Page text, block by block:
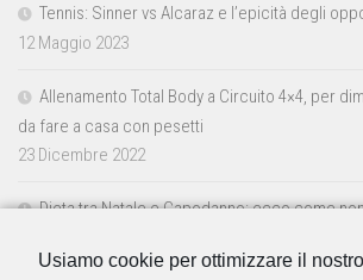
Usiamo cookie per ottimizzare il
Tennis: Sinner vs Alcaraz e l’epicità degli
12 Maggio 2023
Allenamento Total Body a Circuito 4×4, per
da fare a casa con pesetti
23 Dicembre 2022
Dieta tra Natale e Capodanno: ecco come
23 Dicembre 2022